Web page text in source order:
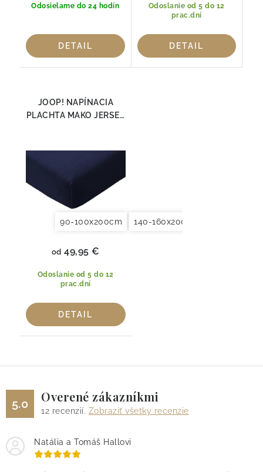
Odosielame do 24 hodín
DETAIL
Odoslanie od 5 do 12
prac.dní
DETAIL
JOOP! NAPÍNACIA
PLACHTA MAKO JERSEY
90-100x200cm 140-160x200cm
Odoslanie od 5 do 12
prac.dní
od 49,95 €
DETAIL
5.0 Overené zákazníkmi
12 recenzií. Zobraziť všetky recenzie
Natália a Tomáš Hallovi